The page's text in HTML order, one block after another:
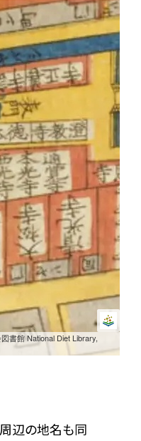
書館 National Diet Library,
辺の地名も同